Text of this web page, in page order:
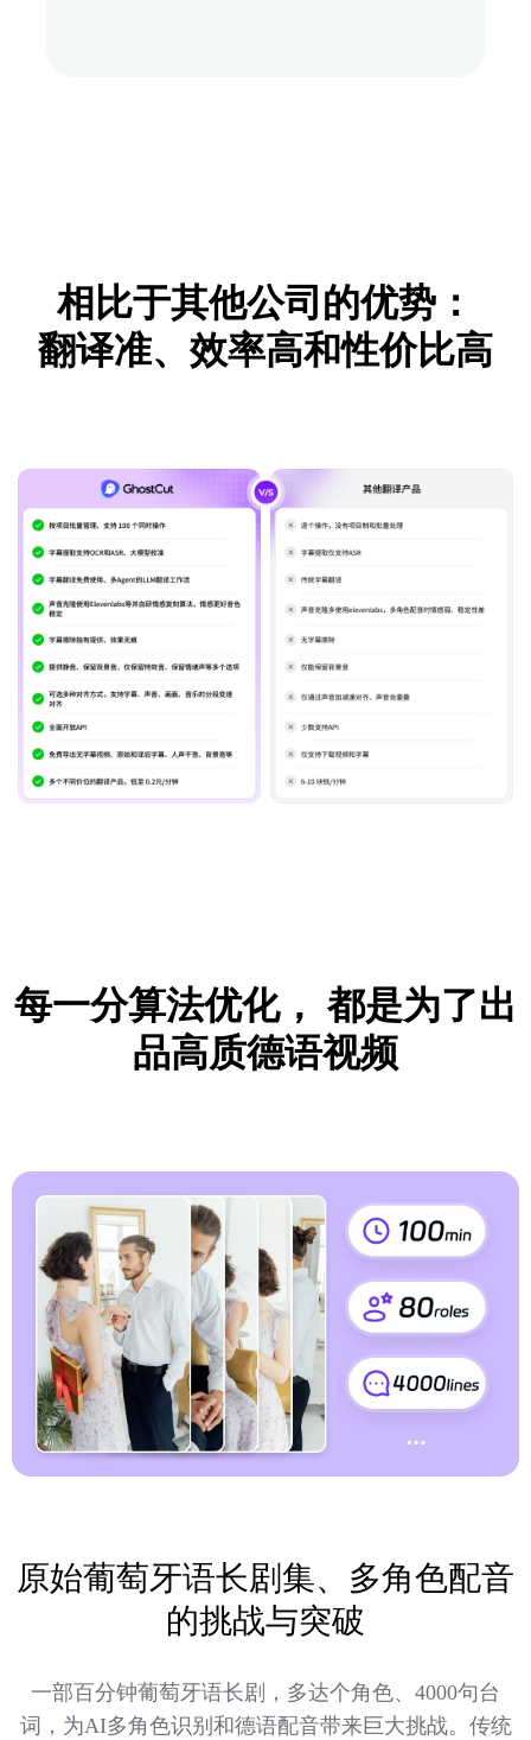
相比于其他公司的优势：
翻译准、效率高和性价比高
每一分算法优化， 都是为了出
品高质德语视频
原始葡萄牙语长剧集、多角色配音
的挑战与突破
一部百分钟葡萄牙语长剧，多达个角色、4000句台
词，为AI多角色识别和德语配音带来巨大挑战。传统